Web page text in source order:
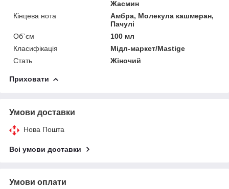
Жасмин
Кінцева нота
Амбра, Молекула кашмеран,
Пачулі
Об`єм
100 мл
Класифікація
Мідл-маркет/Mastige
Стать
Жіночий
Приховати
Умови доставки
Нова Пошта
Всі умови доставки
Умови оплати